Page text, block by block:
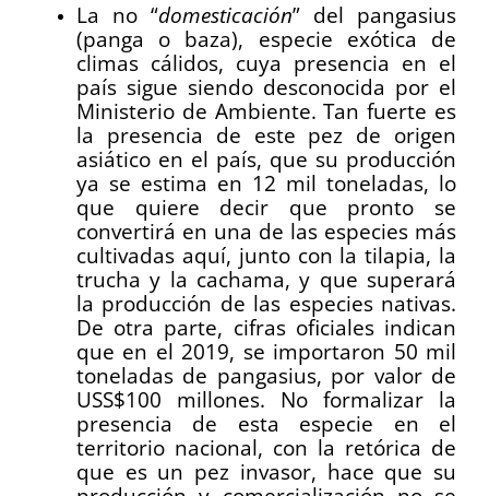
La no “domesticación” del pangasius
(panga o baza), especie exótica de
climas cálidos, cuya presencia en el
país sigue siendo desconocida por el
Ministerio de Ambiente. Tan fuerte es
la presencia de este pez de origen
asiático en el país, que su producción
ya se estima en 12 mil toneladas, lo
que quiere decir que pronto se
convertirá en una de las especies más
cultivadas aquí, junto con la tilapia, la
trucha y la cachama, y que superará
la producción de las especies nativas.
De otra parte, cifras oficiales indican
que en el 2019, se importaron 50 mil
toneladas de pangasius, por valor de
USS$100 millones. No formalizar la
presencia de esta especie en el
territorio nacional, con la retórica de
que es un pez invasor, hace que su